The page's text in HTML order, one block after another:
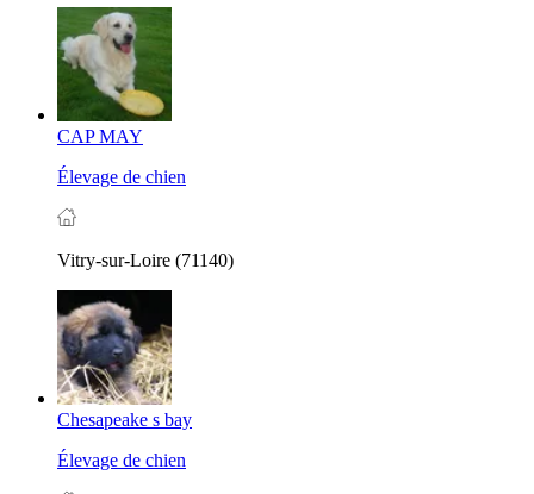
CAP MAY
Élevage de chien
Vitry-sur-Loire (71140)
Chesapeake s bay
Élevage de chien